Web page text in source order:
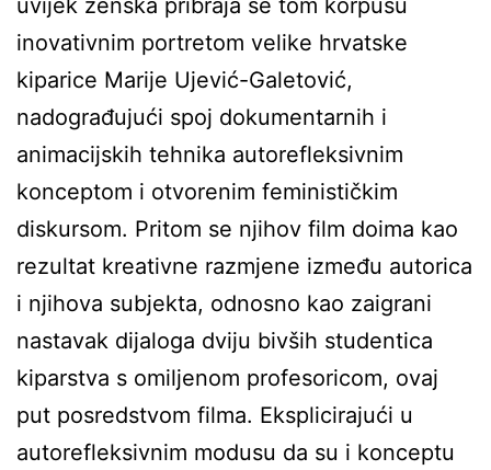
uvijek ženska pribraja se tom korpusu
inovativnim portretom velike hrvatske
kiparice Marije Ujević-Galetović,
nadograđujući spoj dokumentarnih i
animacijskih tehnika autorefleksivnim
konceptom i otvorenim feminističkim
diskursom. Pritom se njihov film doima kao
rezultat kreativne razmjene između autorica
i njihova subjekta, odnosno kao zaigrani
nastavak dijaloga dviju bivših studentica
kiparstva s omiljenom profesoricom, ovaj
put posredstvom filma. Eksplicirajući u
autorefleksivnim modusu da su i konceptu